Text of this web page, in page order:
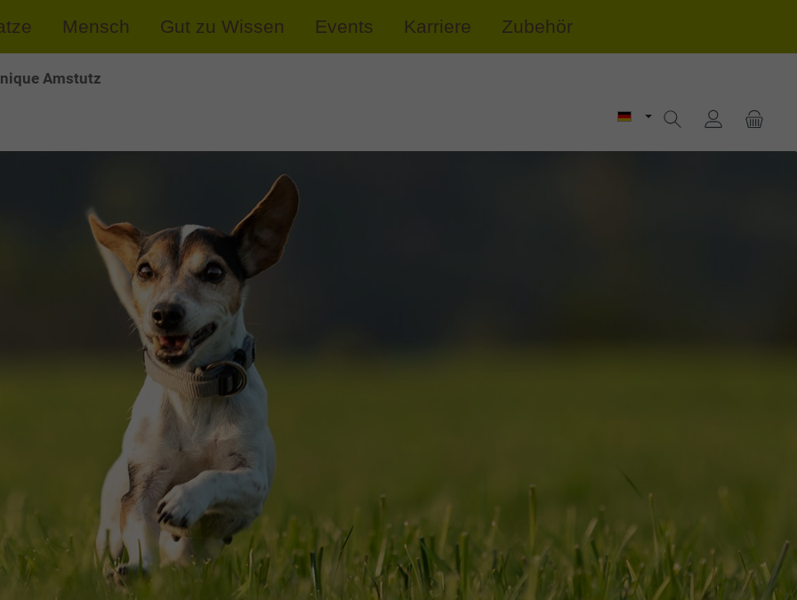
Mensch Gut zu Wissen Events Karriere Zubehör
Amstutz